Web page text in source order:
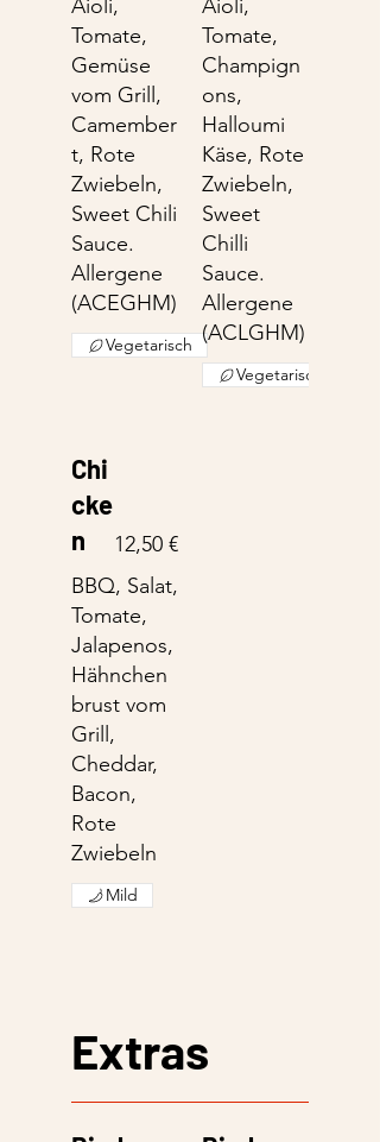
Aioli,
Tomate,
Gemüse
vom Grill,
Camember
t, Rote
Zwiebeln,
Sweet Chili
Sauce.
Allergene
(ACEGHM)
Vegetarisch
Aioli,
Tomate,
Champign
ons,
Halloumi
Käse, Rote
Zwiebeln,
Sweet
Chilli
Sauce.
Allergene
(ACLGHM)
Vegetarisch
Chi
cke
n
BBQ, Salat,
Tomate,
Jalapenos,
Hähnchen
brust vom
Grill,
Cheddar,
Bacon,
Rote
Zwiebeln
12,50 €
Mild
Extras